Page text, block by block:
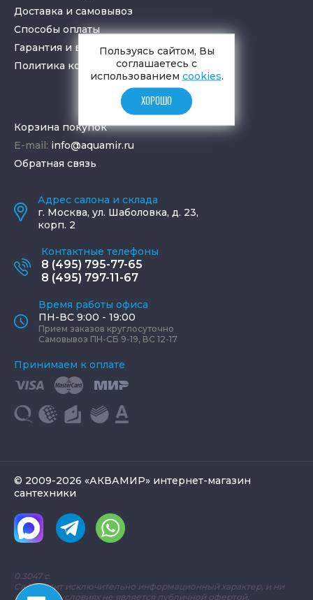
Доставка и самовывоз
Способы оплаты
Гарантия и возврат товара
Политика конфиденциальности
Корзина покупок
E-mail: info@aquamir.ru
Обратная связь
Адрес салона и склада
г. Москва, ул. Шаболовка, д. 23,
корп. 2
Контактные телефоны
8 (495) 795-77-65
8 (495) 797-11-67
Время работы офиса
ПН-ВС 9:00 - 19:00
Прием заказов круглосуточно
Самовывоз ПН-СБ 9-19, ВС 12-17
Принимаем к оплате
© 2009-2026 «АКВАМИР» интернет-магазин
сантехники
0.3047 с.
Сайт носит исключительно информационный характер, и ни
при каких условиях не является публичной офертой,
Пользуясь сайтом, Вы
соглашаетесь с
использованием cookies.
ХОРОШО